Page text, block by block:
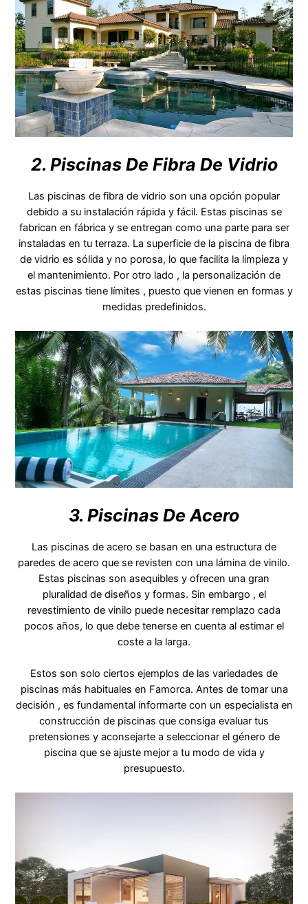
2. Piscinas De Fibra De Vidrio
Las piscinas de fibra de vidrio son una opción popular
debido a su instalación rápida y fácil. Estas piscinas se
fabrican en fábrica y se entregan como una parte para ser
instaladas en tu terraza. La superficie de la piscina de fibra
de vidrio es sólida y no porosa, lo que facilita la limpieza y
el mantenimiento. Por otro lado , la personalización de
estas piscinas tiene límites , puesto que vienen en formas y
medidas predefinidos.
3. Piscinas De Acero
Las piscinas de acero se basan en una estructura de
paredes de acero que se revisten con una lámina de vinilo.
Estas piscinas son asequibles y ofrecen una gran
pluralidad de diseños y formas. Sin embargo , el
revestimiento de vinilo puede necesitar remplazo cada
pocos años, lo que debe tenerse en cuenta al estimar el
coste a la larga.
Estos son solo ciertos ejemplos de las variedades de
piscinas más habituales en Famorca. Antes de tomar una
decisión , es fundamental informarte con un especialista en
construcción de piscinas que consiga evaluar tus
pretensiones y aconsejarte a seleccionar el género de
piscina que se ajuste mejor a tu modo de vida y
presupuesto.